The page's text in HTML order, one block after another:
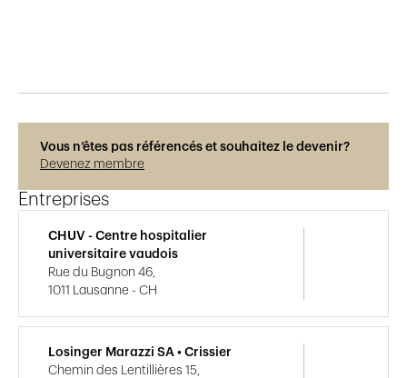
Vous n’êtes pas référencés et souhaitez le devenir?
Devenez membre
Entreprises
CHUV - Centre hospitalier
universitaire vaudois
Rue du Bugnon 46,
1011 Lausanne - CH
Losinger Marazzi SA • Crissier
Chemin des Lentillières 15,